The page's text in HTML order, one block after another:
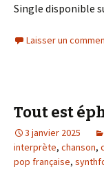
Single disponible
Laisser un
Tout est
3 janvier 2025
interprète, chanson,
pop française,